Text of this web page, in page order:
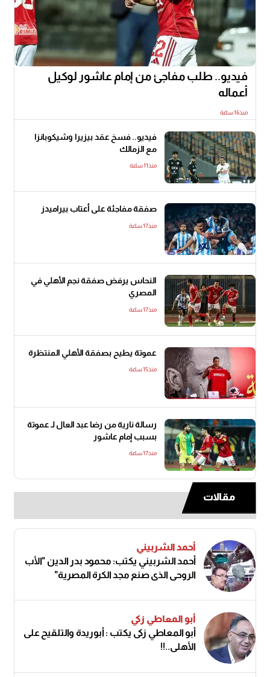
فيديو.. طلب مفاجئ من إمام عاشور لوكيل
أعماله
منذ16 ساعة
فيديو.. فسخ عقد بيزيرا وشيكوبانزا
مع الزمالك
منذ11 ساعة
صفقة مفاجئة على أعتاب بيراميدز
منذ17 ساعة
النحاس يرفض صفقة نجم الأهلي في
المصري
منذ17 ساعة
عموتة يطيح بصفقة الأهلي المنتظرة
منذ15 ساعة
رسالة نارية من رضا عبد العال لـ عموتة
بسبب إمام عاشور
منذ17 ساعة
مقالات
أحمد الشربيني
أحمد الشربيني يكتب: محمود بدر الدين "الأب
الروحي الذي صنع مجد الكرة المصرية"
أبو المعاطي زكي
أبو المعاطي زكى يكتب : أبوريدة والتلقيح على
الأهلى..!!